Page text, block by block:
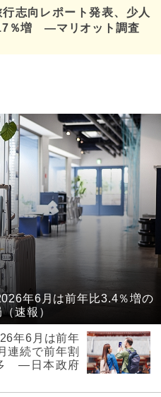
志向レポート発表、少人
％増 ―マリオット調査
年6月は前年比3.4％増の
速報）
年6月は前年
連続で前年割
―日本政府